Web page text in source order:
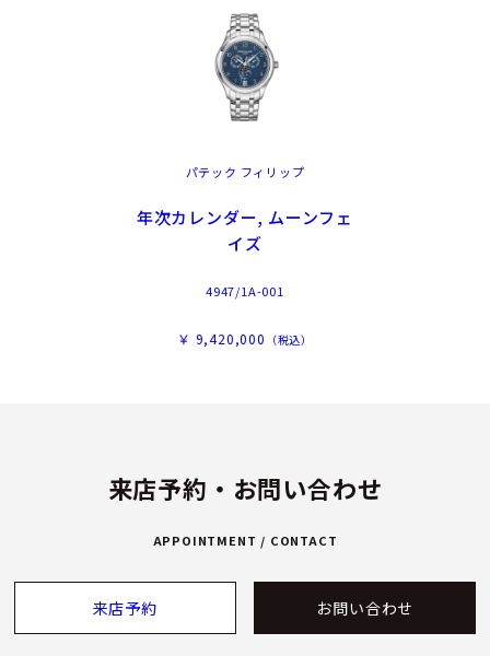
パテック フィリップ
年次カレンダー, ムーンフェ
イズ
4947/1A-001
￥ 9,420,000 （税込）
来店予約・お問い合わせ
APPOINTMENT / CONTACT
来店予約 お問い合わせ